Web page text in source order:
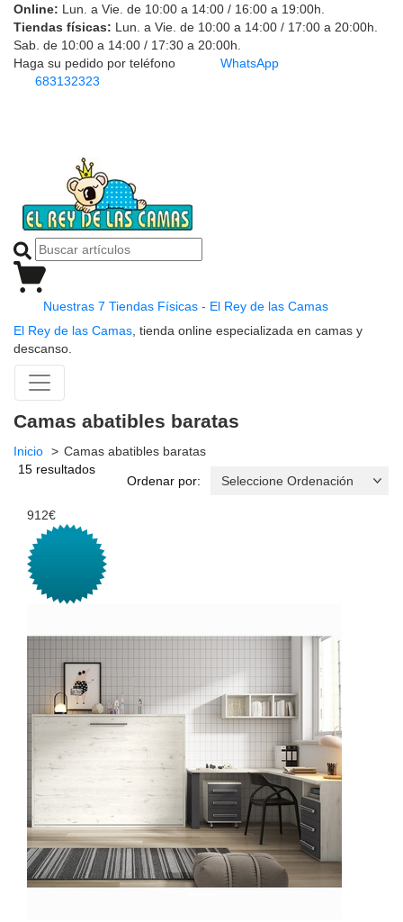
Online: Lun. a Vie. de 10:00 a 14:00 / 16:00 a 19:00h.
Tiendas físicas: Lun. a Vie. de 10:00 a 14:00 / 17:00 a 20:00h.
Sab. de 10:00 a 14:00 / 17:30 a 20:00h.
Haga su pedido por teléfono
683132323
WhatsApp
Nuestras 7 Tiendas Físicas - El Rey de las Camas
El Rey de las Camas , tienda online especializada en camas y
descanso.
Camas abatibles baratas
Inicio
Camas abatibles baratas
15 resultados
Ordenar por:
912€